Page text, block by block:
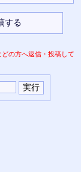
の方へ返信・投稿して